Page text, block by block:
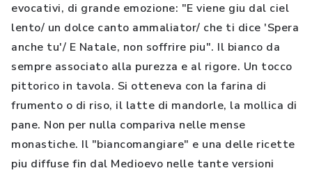
evocativi, di grande emozione: "E viene giu dal ciel
lento/ un dolce canto ammaliator/ che ti dice 'Spera
anche tu'/ E Natale, non soffrire piu". Il bianco da
sempre associato alla purezza e al rigore. Un tocco
pittorico in tavola. Si otteneva con la farina di
frumento o di riso, il latte di mandorle, la mollica di
pane. Non per nulla compariva nelle mense
monastiche. Il "biancomangiare" e una delle ricette
piu diffuse fin dal Medioevo nelle tante versioni